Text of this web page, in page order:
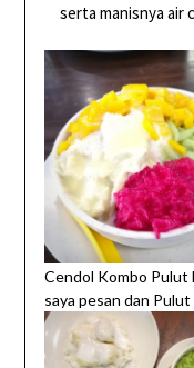
serta manisnya air
Cendol Kombo Pulut
saya pesan dan